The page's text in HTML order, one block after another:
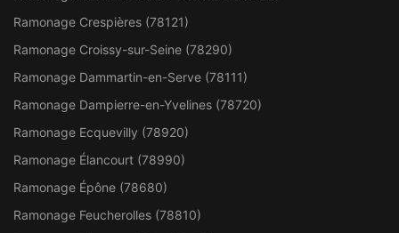
Ramonage Crespières (78121)
Ramonage Croissy-sur-Seine (78290)
Ramonage Dammartin-en-Serve (78111)
Ramonage Dampierre-en-Yvelines (78720)
Ramonage Ecquevilly (78920)
Ramonage Élancourt (78990)
Ramonage Épône (78680)
Ramonage Feucherolles (78810)